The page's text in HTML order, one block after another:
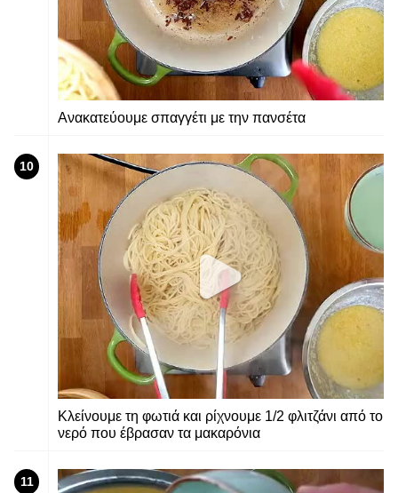
Ανακατεύουμε σπαγγέτι με την πανσέτα
10
Κλείνουμε τη φωτιά και ρίχνουμε 1/2 φλιτζάνι από το
νερό που έβρασαν τα μακαρόνια
11